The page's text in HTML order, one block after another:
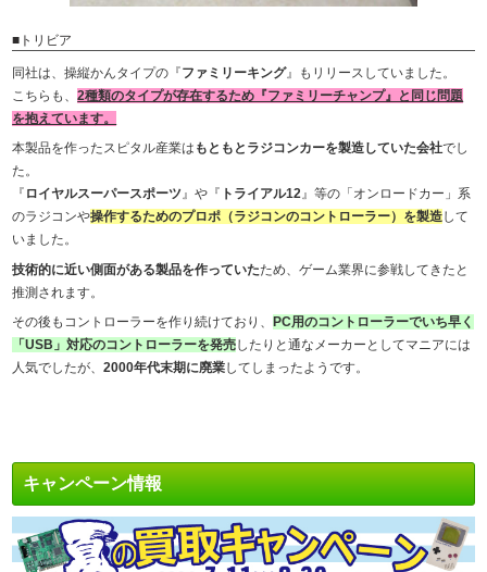
■トリビア
同社は、操縦かんタイプの『ファミリーキング』もリリースしていました。
こちらも、2種類のタイプが存在するため『ファミリーチャンプ』と同じ問題
を抱えています。
本製品を作ったスピタル産業は もともとラジコンカーを製造していた会社でし
た。
『 ロイヤルスーパースポーツ』や『 トライアル12』等の「オンロードカー」系
のラジコンや操作するためのプロポ（ラジコンのコントローラー）を製造して
いました。
技術的に近い側面がある製品を作っていたため、ゲーム業界に参戦してきたと
推測されます。
その後もコントローラーを作り続けており、
PC用のコントローラーでいち早く
「USB」対応のコントローラーを発売したりと通なメーカーとしてマニアには
人気でしたが、2000年代末期に廃業してしまったようです。
キャンペーン情報